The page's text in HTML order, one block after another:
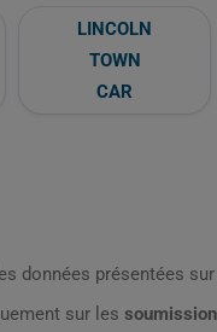
LINCOLN
TOWN
CAR
données présentées
sur les